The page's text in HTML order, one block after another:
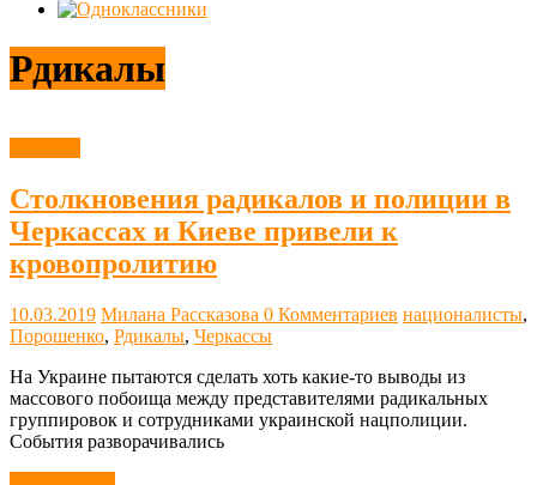
Рдикалы
Столкновения радикалов и полиции в
Черкассах и Киеве привели к
кровопролитию
10.03.2019 Милана Рассказова 0 Комментариев националисты,
Порошенко, Рдикалы, Черкассы
На Украине пытаются сделать хоть какие-то выводы из
массового побоища между представителями радикальных
группировок и сотрудниками украинской нацполиции.
События разворачивались